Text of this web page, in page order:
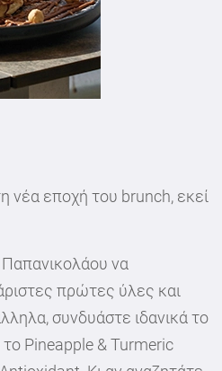
νέα εποχή του brunch, εκεί
να
πρώτες ύλες και
συνδυάστε ιδανικά το
Pineapple & Turmeric